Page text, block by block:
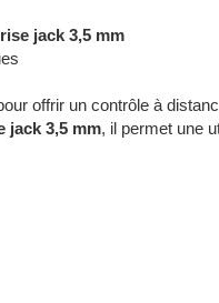
jack 3,5 mm
offrir un contrôle à
jack 3,5 mm, il permet une